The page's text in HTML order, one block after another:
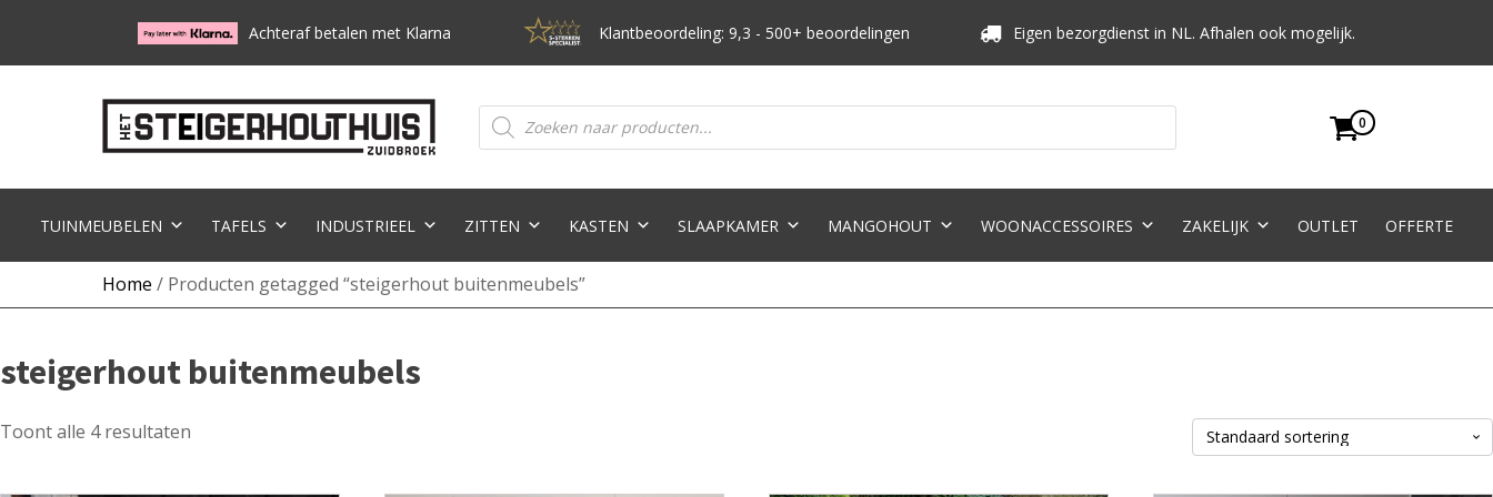
Achteraf betalen met Klarna Klantbeoordeling: 9,3 - 500+ beoordelingen Eigen bezorgdienst in NL. Afhalen ook mogelijk.
Producten
zoeken
0
TUINMEUBELEN TAFELS INDUSTRIEEL ZITTEN KASTEN SLAAPKAMER MANGOHOUT WOONACCESSOIRES ZAKELIJK OUTLET OFFERTE
Home / Producten getagged “steigerhout buitenmeubels”
steigerhout buitenmeubels
Toont alle 4 resultaten